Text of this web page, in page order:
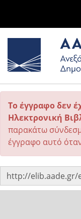
Το έγγραφο δεν
Ηλεκτρονική
παρακάτω
έγγραφο αυτό